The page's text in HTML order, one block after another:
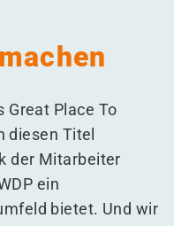
Great Place To
diesen Titel
der Mitarbeiter
ein
bietet. Und wir